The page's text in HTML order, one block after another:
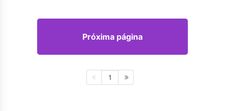
Próxima página
1